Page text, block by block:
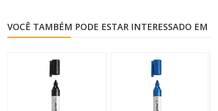
VOCÊ TAMBÉM PODE ESTAR INTERESSADO EM